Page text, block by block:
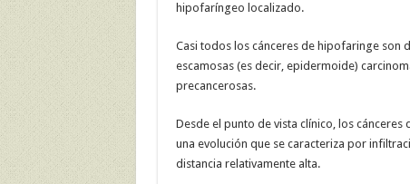
hipofaríngeo localizado.
Casi todos los cánceres de hipofaringe son
escamosas (es decir, epidermoide)
precancerosas.
Desde el punto de vista clínico, los
una evolución que se caracteriza por
distancia relativamente alta.